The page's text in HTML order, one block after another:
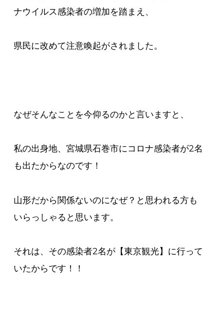
ナウイルス感染者の増加を踏まえ、
県民に改めて注意喚起がされました。
なぜそんなことを今仰るのかと言いますと、
私の出身地、宮城県石巻市にコロナ感染者が2名
も出たからなのです！
山形だから関係ないのになぜ？と思われる方も
いらっしゃると思います。
それは、その感染者2名が【東京観光】に行って
いたからです！！